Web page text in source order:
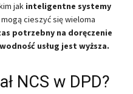
jak inteligentne systemy
cieszyć się wieloma
potrzebny na doręczenie
usług jest wyższa.
NCS w DPD?